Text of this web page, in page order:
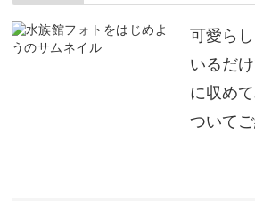
初心者さんでもすぐに実践がで
可愛ら
いるだ
に収め
ついてご